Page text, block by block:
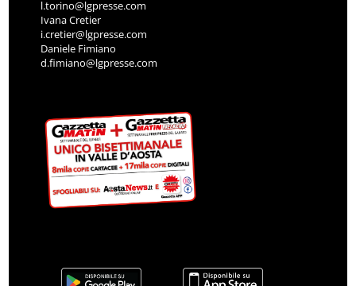
l.torino@lgpresse.com
Ivana Cretier
i.cretier@lgpresse.com
Daniele Fimiano
d.fimiano@lgpresse.com